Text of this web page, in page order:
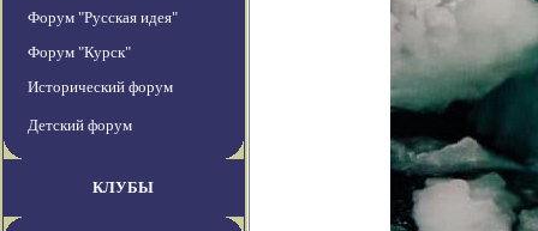
Форум "Русская идея"
Форум "Курск"
Исторический форум
Детский форум
КЛУБЫ